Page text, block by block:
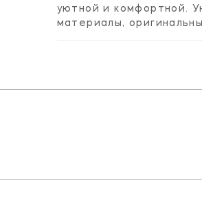
уютной и комфортной.
материалы,